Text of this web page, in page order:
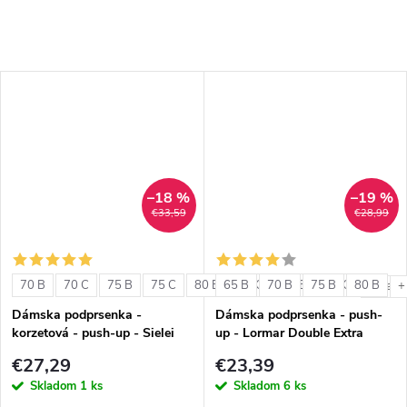
€33,59
–18 %
70 B 70 C 75 B 75 C 80 B 80 C 85 B 85 C +
Dámska podprsenka -
korzetová - push-up - Sielei
€27,29
Skladom 1 ks
€28,99
–19 %
65 B 70 B 75 B 80 B
Dámska podprsenka - push-
up - Lormar Double Extra
€23,39
Skladom 6 ks